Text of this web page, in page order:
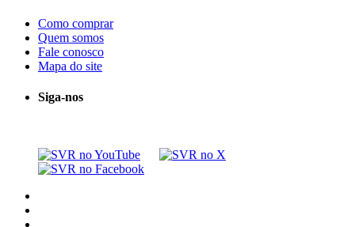
Como comprar
Quem somos
Fale conosco
Mapa do site
Siga-nos